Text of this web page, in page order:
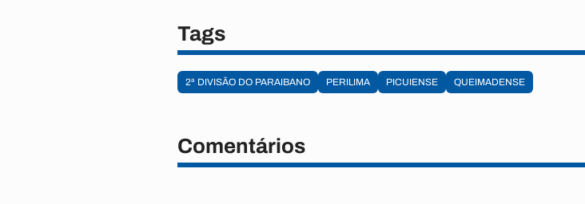
Tags
2ª DIVISÃO DO PARAIBANO PERILIMA PICUIENSE QUEIMADENSE
Comentários